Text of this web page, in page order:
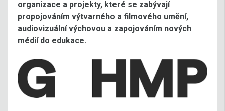
organizace a projekty, které se zabývají
propojováním výtvarného a filmového umění,
audiovizuální výchovou a zapojováním nových
médií do edukace.